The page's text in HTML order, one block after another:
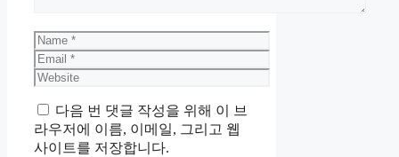
Name
Email
Website
다음 번 댓글 작성을 위해 이 브
라우저에 이름, 이메일, 그리고 웹
사이트를 저장합니다.